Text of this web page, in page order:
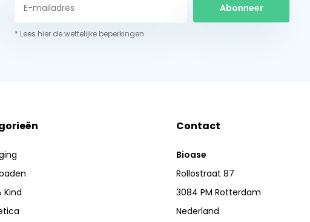
Abonneer
* Lees hier de wettelijke beperkingen
Kind
Contact
Bioase
Rollostraat 87
3084 PM Rotterdam
Nederland